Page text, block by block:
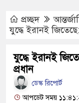
নতুন বাহিনী, খসড়া
ক্লিনিকে রোগী
প্রচ্ছদ
যুদ্ধে ইরানই
যুদ্ধে ইরানই
প্রধান
ডেস্ক রিপোর্ট
আপডেট সময়